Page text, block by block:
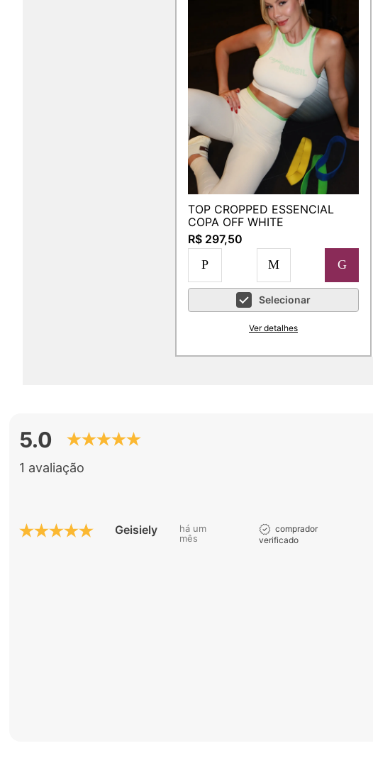
TOP CROPPED ESSENCIAL
COPA OFF WHITE
R$ 297,50
P
M G
Selecionar
Ver detalhes
5.0
1 avaliação
Geisiely D.
há um
mês
comprador
verificado